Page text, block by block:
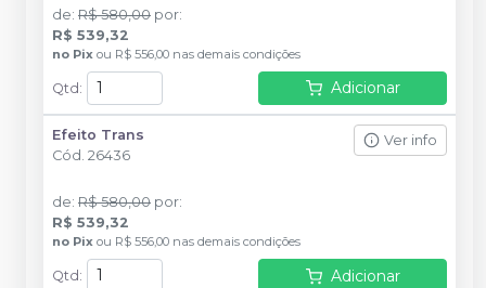
de: R$ 580,00 por:
R$ 539,32
no Pix ou R$ 556,00 nas demais condições
Qtd: Adicionar
Efeito Trans
Cód. 26436
Ver info
de: R$ 580,00 por:
R$ 539,32
no Pix ou R$ 556,00 nas demais condições
Qtd : Adicionar